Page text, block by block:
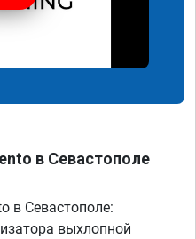
в Севастополе
в Севастополе:
выхлопной